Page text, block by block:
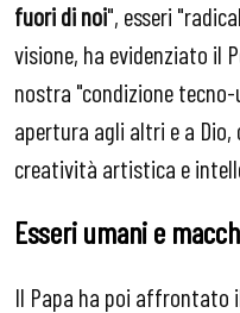
fuori di noi", esseri
visione, ha evidenziato il
nostra "condizione
apertura agli altri e a
creatività artistica e
Esseri umani e
Il Papa ha poi affrontato